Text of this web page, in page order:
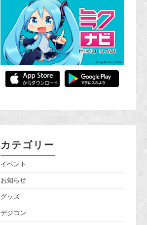
カテゴリー
イベント
お知らせ
グッズ
デジコン